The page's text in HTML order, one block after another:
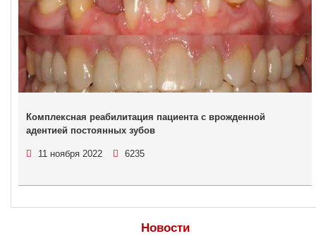
Комплексная реабилитация пациента с врожденной
адентией постоянных зубов
11 ноября 2022 6235
Новости